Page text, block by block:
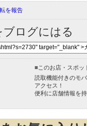
を報告
ログにはる
■ このお店・スポ
読取機能付きのモ
アクセス！
便利に店舗情報を